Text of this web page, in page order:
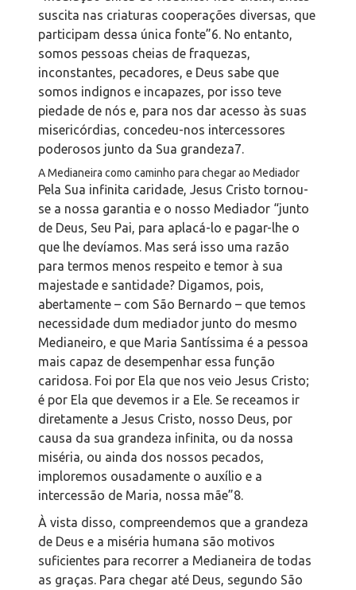
suscita nas criaturas cooperações diversas, que
participam dessa única fonte”6. No entanto,
somos pessoas cheias de fraquezas,
inconstantes, pecadores, e Deus sabe que
somos indignos e incapazes, por isso teve
piedade de nós e, para nos dar acesso às suas
misericórdias, concedeu-nos intercessores
poderosos junto da Sua grandeza7.
A Medianeira como caminho para chegar ao Mediador
Pela Sua infinita caridade, Jesus Cristo tornou-
se a nossa garantia e o nosso Mediador “junto
de Deus, Seu Pai, para aplacá-lo e pagar-lhe o
que lhe devíamos. Mas será isso uma razão
para termos menos respeito e temor à sua
majestade e santidade? Digamos, pois,
abertamente – com São Bernardo – que temos
necessidade dum mediador junto do mesmo
Medianeiro, e que Maria Santíssima é a pessoa
mais capaz de desempenhar essa função
caridosa. Foi por Ela que nos veio Jesus Cristo;
é por Ela que devemos ir a Ele. Se receamos ir
diretamente a Jesus Cristo, nosso Deus, por
causa da sua grandeza infinita, ou da nossa
miséria, ou ainda dos nossos pecados,
imploremos ousadamente o auxílio e a
intercessão de Maria, nossa mãe”8.
À vista disso, compreendemos que a grandeza
de Deus e a miséria humana são motivos
suficientes para recorrer a Medianeira de todas
as graças. Para chegar até Deus, segundo São